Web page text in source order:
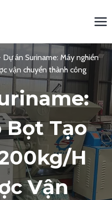
Dự án Suriname: Máy nghiền
vận chuyển thành công
Bọt Tạo
h
Vận